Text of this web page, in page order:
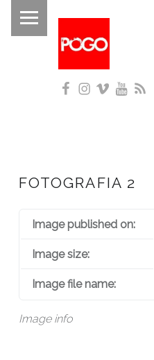
P
G
O
Facebook
Instagram
Vimeo
FOTOGRAFIA 2
Image info
Image published on:
Image size:
Image file name: